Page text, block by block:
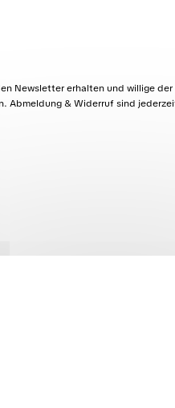
Newsletter erhalten und willige
Abmeldung & Widerruf sind